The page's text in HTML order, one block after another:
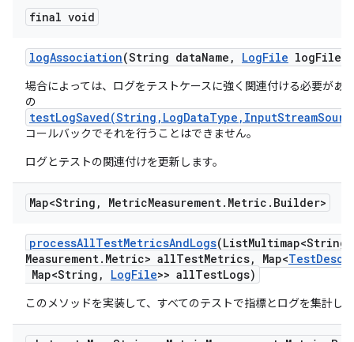
final void
logAssociation(String dataName , LogFile logFile)
場合によっては、ログをテストケースに強く関連付ける必要があ
の
コールバックでそれを行うことはできません。
ログとテストの関連付けを更新します。
Map<String , MetricMeasurement. Metric . Builder>
processAllTestMetricsAndLogs(ListMultimap<String
Measurement. Metric> allTestMetrics, Map<Test
Map<String , LogFile>> allTestLogs)
このメソッドを実装して、すべてのテストで指標とログを集計し